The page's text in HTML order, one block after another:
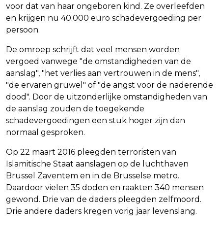
voor dat van haar ongeboren kind. Ze overleefden
en krijgen nu 40.000 euro schadevergoeding per
persoon.
De omroep schrijft dat veel mensen worden
vergoed vanwege "de omstandigheden van de
aanslag", "het verlies aan vertrouwen in de mens",
"de ervaren gruwel" of "de angst voor de naderende
dood". Door de uitzonderlijke omstandigheden van
de aanslag zouden de toegekende
schadevergoedingen een stuk hoger zijn dan
normaal gesproken.
Op 22 maart 2016 pleegden terroristen van
Islamitische Staat aanslagen op de luchthaven
Brussel Zaventem en in de Brusselse metro.
Daardoor vielen 35 doden en raakten 340 mensen
gewond. Drie van de daders pleegden zelfmoord.
Drie andere daders kregen vorig jaar levenslang.